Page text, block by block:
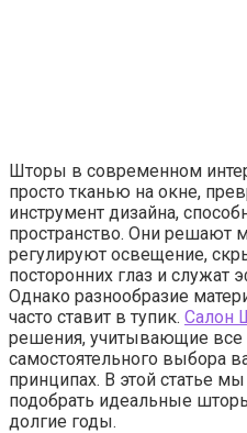
Шторы в современном
просто тканью на окне,
инструмент дизайна,
пространство. Они решают
регулируют освещение,
посторонних глаз и
Однако разнообразие
часто ставит в тупик. Салон
решения, учитывающие
самостоятельного выбора
принципах. В этой статье
подобрать идеальные
долгие годы.